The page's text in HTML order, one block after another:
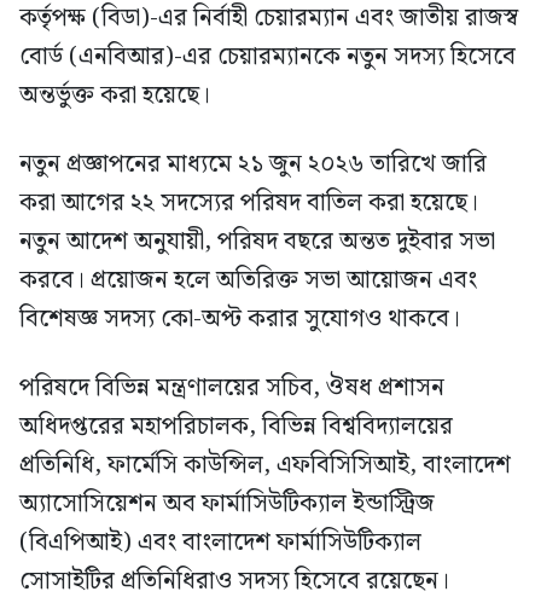
কর্তৃপক্ষ (বিডা)-এর নির্বাহী চেয়ারম্যান এবং জাতীয় রাজস্ব
বোর্ড (এনবিআর)-এর চেয়ারম্যানকে নতুন সদস্য হিসেবে
অন্তর্ভুক্ত করা হয়েছে।
নতুন প্রজ্ঞাপনের মাধ্যমে ২১ জুন ২০২৬ তারিখে জারি
করা আগের ২২ সদস্যের পরিষদ বাতিল করা হয়েছে।
নতুন আদেশ অনুযায়ী, পরিষদ বছরে অন্তত দুইবার সভা
করবে। প্রয়োজন হলে অতিরিক্ত সভা আয়োজন এবং
বিশেষজ্ঞ সদস্য কো-অপ্ট করার সুযোগও থাকবে।
পরিষদে বিভিন্ন মন্ত্রণালয়ের সচিব, ঔষধ প্রশাসন
অধিদপ্তরের মহাপরিচালক, বিভিন্ন বিশ্ববিদ্যালয়ের
প্রতিনিধি, ফার্মেসি কাউন্সিল, এফবিসিসিআই, বাংলাদেশ
অ্যাসোসিয়েশন অব ফার্মাসিউটিক্যাল ইন্ডাস্ট্রিজ
(বিএপিআই) এবং বাংলাদেশ ফার্মাসিউটিক্যাল
সোসাইটির প্রতিনিধিরাও সদস্য হিসেবে রয়েছেন।